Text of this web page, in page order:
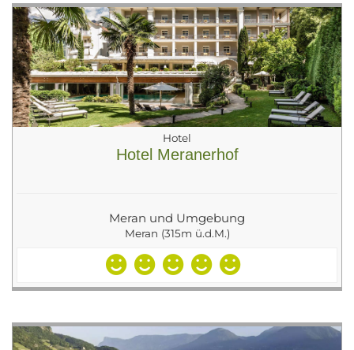
Hotel
Hotel Meranerhof
Meran und Umgebung
Meran (315m ü.d.M.)